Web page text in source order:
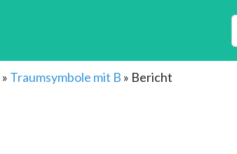
» Traumsymbole mit B » Bericht